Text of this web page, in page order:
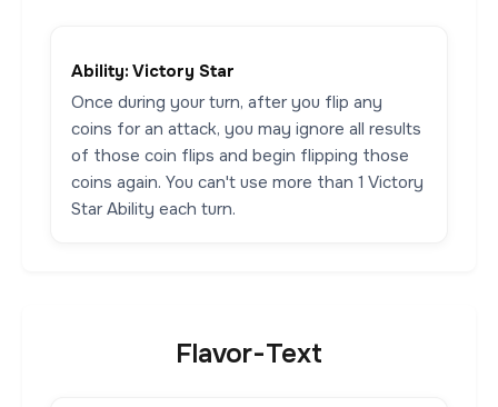
Ability: Victory Star
Once during your turn, after you flip any
coins for an attack, you may ignore all results
of those coin flips and begin flipping those
coins again. You can't use more than 1 Victory
Star Ability each turn.
Flavor-Text